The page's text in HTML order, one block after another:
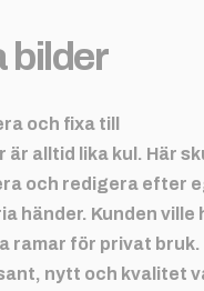
bilder
och fixa till
alltid lika kul. Här
och redigera efter
händer. Kunden ville
ramar för privat bruk.
nytt och kvalitet